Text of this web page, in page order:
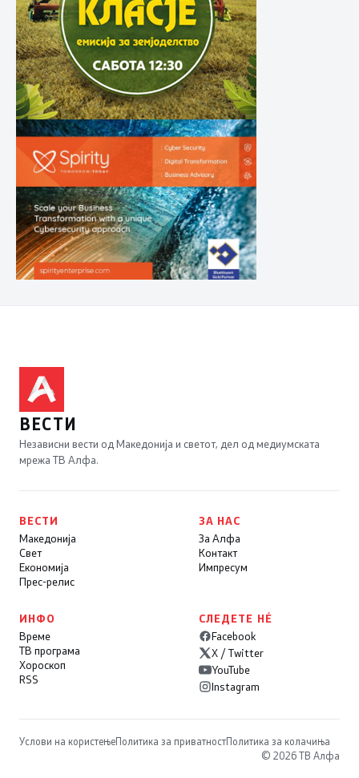
ВЕСТИ
Независни вести од Македонија и светот, дел од медиумската
мрежа ТВ Алфа.
ВЕСТИ
Македонија
Свет
Економија
Прес-релис
ЗА НАС
За Алфа
Контакт
Импресум
ИНФО
Време
ТВ програма
Хороскоп
RSS
СЛЕДЕТЕ НÉ
Facebook
X / Twitter
YouTube
Instagram
Услови на користењеПолитика за приватностПолитика за колачиња
© 2026 ТВ Алфа